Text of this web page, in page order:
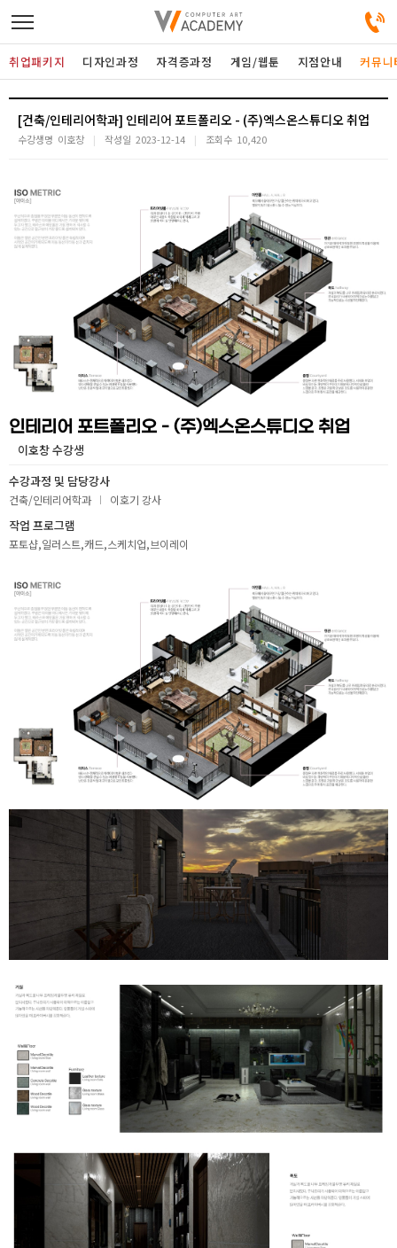
디자인정규과정
게임과정
취업패키지
취업지원센터
아카데미소개
취업패키지 디자인과정 자격증과정 게임/웹툰 지점안내 커뮤니
[건축/인테리어학과] 인테리어 포트폴리오 - (주)엑스온스튜디오 취업
수강생명 이호창 작성일 2023-12-14 조회수 10,420
인테리어 포트폴리오 - (주)엑스온스튜디오 취업
이호창 수강생
수강과정 및 담당강사
건축/인테리어학과 이호기 강사
작업 프로그램
포토샵,일러스트,캐드,스케치업,브이레이